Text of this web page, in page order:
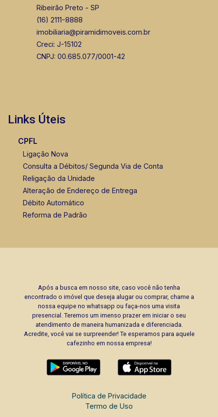
Corretor(a) Online
CORRETOR DE PLANTÃO
Thamiris Leandra Benevides
Ribeirão Preto - SP
(16) 2111-8888
imobiliaria@piramidimoveis.com.br
Creci: J-15102
CNPJ: 00.685.077/0001-42
Links Úteis
CPFL
Ligação Nova
Consulta a Débitos/ Segunda Via de Conta
Religação da Unidade
Alteração de Endereço de Entrega
Débito Automático
Reforma de Padrão
Após a busca em nosso site, caso você não tenha
encontrado o imóvel que deseja alugar ou comprar, chame a
nossa equipe no whatsapp ou faça-nos uma visita
presencial. Teremos um imenso prazer em iniciar o seu
atendimento de maneira humanizada e diferenciada.
Acredite, você vai se surpreender! Te esperamos para aquele
cafezinho em nossa empresa!
Política de Privacidade
Termo de Uso